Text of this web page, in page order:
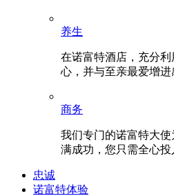
养生
在诺富特酒店，充分
心，并与至亲最爱增进
商务
我们专门的诺富特大
满成功，您只需全心投
忠诚
诺富特体验